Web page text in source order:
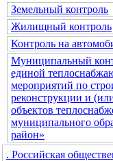
Земельный контроль
Жилищный контроль
Контроль на
Муниципальный
единой
мероприятий по
реконструкции и
объектов
муниципального
район»
. Российская